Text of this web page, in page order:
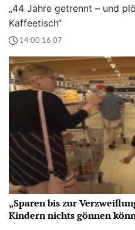
„44 Jahre getrennt – und
Kaffeetisch“
14:00 16.07
„Sparen bis zur
Kindern nichts gönnen